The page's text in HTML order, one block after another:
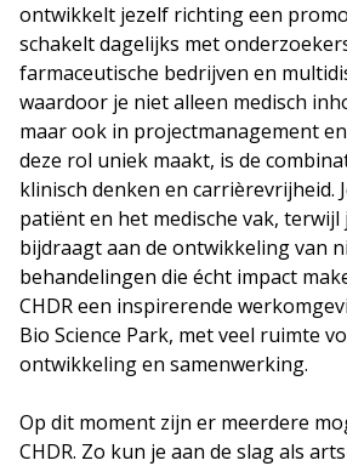
ontwikkelt jezelf richting een
schakelt dagelijks met
farmaceutische bedrijven en
waardoor je niet alleen medisch
maar ook in projectmanagement
deze rol uniek maakt, is de
klinisch denken en carrièrevrijheid.
patiënt en het medische vak,
bijdraagt aan de ontwikkeling van
behandelingen die écht impact
CHDR een inspirerende
Bio Science Park, met veel ruimte
ontwikkeling en samenwerking.
Op dit moment zijn er meerdere
CHDR. Zo kun je aan de slag als